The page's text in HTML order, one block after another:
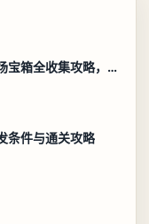
明日方舟终末地阿伯莉采石场宝箱全收集攻略，全点位分布图与路线
条件与通关攻略